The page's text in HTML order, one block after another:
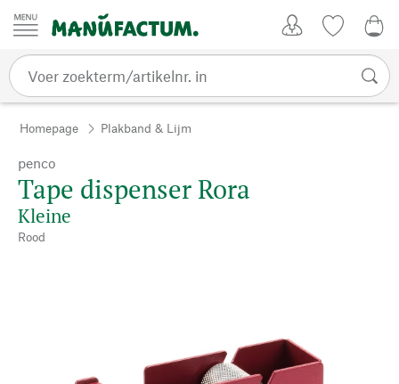
Passer au contenu
Homepage Plakband & Lijm
penco
Tape dispenser Rora
Kleine
Rood